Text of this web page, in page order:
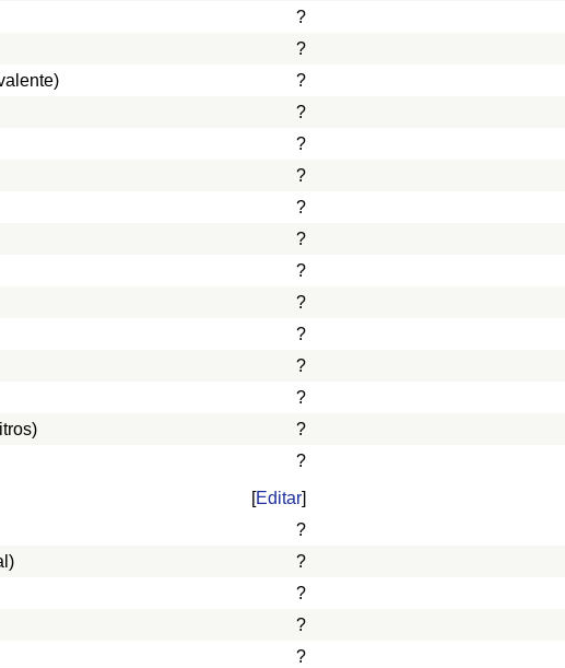
?
?
?
?
?
?
?
?
?
?
?
?
?
?
?
[Editar]
?
?
?
?
?